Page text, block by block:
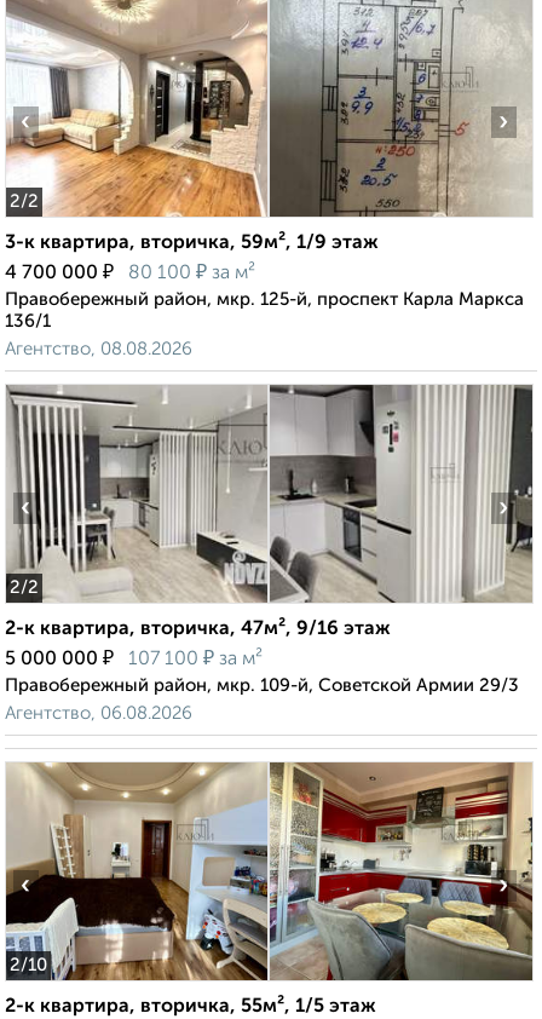
2/2
‹ ›
3-к квартира, вторичка, 59м², 1/9 этаж
4 700 000 ₽ 80 100 ₽ за м²
Правобережный район, мкр. 125-й, проспект Карла Маркса
136/1
Агентство, 08.08.2026
2/2
‹ ›
2-к квартира, вторичка, 47м², 9/16 этаж
5 000 000 ₽ 107 100 ₽ за м²
Правобережный район, мкр. 109-й, Советской Армии 29/3
Агентство, 06.08.2026
2/10
‹ ›
2-к квартира, вторичка, 55м², 1/5 этаж